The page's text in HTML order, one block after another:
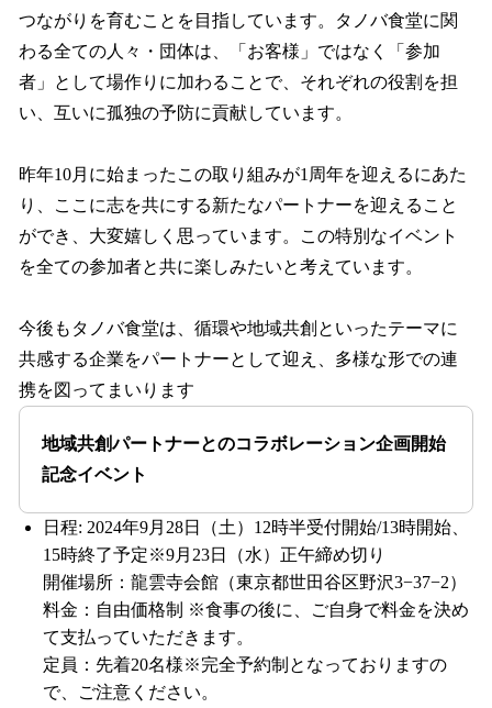
つながりを育むことを目指しています。タノバ食堂に関
わる全ての人々・団体は、「お客様」ではなく「参加
者」として場作りに加わることで、それぞれの役割を担
い、互いに孤独の予防に貢献しています。
昨年10月に始まったこの取り組みが1周年を迎えるにあた
り、ここに志を共にする新たなパートナーを迎えること
ができ、大変嬉しく思っています。この特別なイベント
を全ての参加者と共に楽しみたいと考えています。
今後もタノバ食堂は、循環や地域共創といったテーマに
共感する企業をパートナーとして迎え、多様な形での連
携を図ってまいります
地域共創パートナーとのコラボレーション企画開始
記念イベント
日程: 2024年9月28日（土）12時半受付開始/13時開始、
15時終了予定※9月23日（水）正午締め切り
開催場所：龍雲寺会館（東京都世田谷区野沢3−37−2）
料金：自由価格制 ※食事の後に、ご自身で料金を決め
て支払っていただきます。
定員：先着20名様※完全予約制となっておりますの
で、ご注意ください。